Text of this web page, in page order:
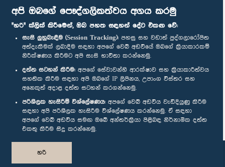
අපි ඔබගේ පෞද්ගලිකත්වය අගය කරමු
"හරි" ක්ලික් කිරීමෙන්, ඔබ පහත සඳහන් දේට එකඟ වේ:
සැසි ලුහුබැඳීම (Session Tracking): පහසු සහ වඩාත් පුද්ගලාරෝපිත
අත්දැකීමක් ලබාදීම සඳහා අපගේ වෙබ් අඩවියේ ඔබගේ ක්‍රියාකාරකම්
නිරීක්ෂණය කිරීමට අපි සැසි භාවිතා කරන්නෙමු.
දත්ත සටහන් කිරීම: අපගේ සේවාවන්හි ආරක්ෂාව සහ ක්‍රියාකාරීත්වය
සහතික කිරීම සඳහා අපි ඔබගේ IP ලිපිනය, උපාංග විස්තර සහ
අනෙකුත් අදාළ දත්ත සටහන් කරගන්නෙමු.
පරිශීලක හැසිරීම් විශ්ලේෂණය: අපගේ වෙබ් අඩවිය වැඩිදියුණු කිරීම
සඳහා අපි පරිශීලක හැසිරීම විශ්ලේෂණය කරන්නෙමු. ඒ සඳහා
අපගේ වෙබ් අඩවිය සමඟ ඔබේ අන්තර්ක්‍රියා පිළිබඳ නිර්නාමික දත්ත
එකතු කිරීම සිදු කරන්නෙමු.
හරි
පාර්ලිමේන්තු ජංගම යෙදුම
අප හා සම්බන්ධ වී සිටින්න :
සම්මාන
පෞද්ගලිකත්ව ප්‍රතිපත්තිය